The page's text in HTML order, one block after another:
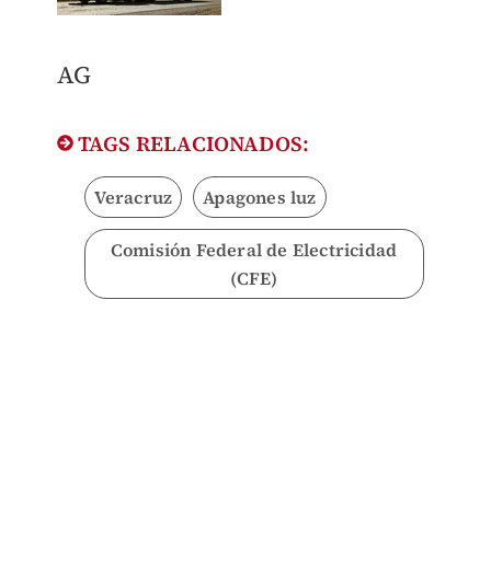
AG
TAGS RELACIONADOS:
Veracruz Apagones luz
Comisión Federal de Electricidad
(CFE)